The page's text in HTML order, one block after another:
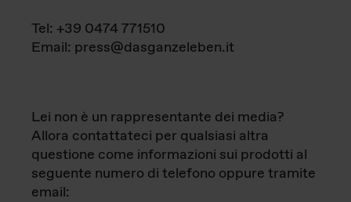
Tel: +39 0474 771510
Email: press@dasganzeleben.it
Lei non è un rappresentante dei media?
Allora contattateci per qualsiasi altra
questione come informazioni sui prodotti al
seguente numero di telefono oppure tramite
email: